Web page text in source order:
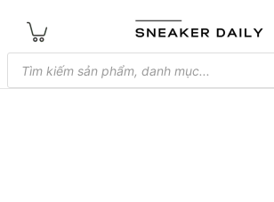
Tìm
kiếm
sản